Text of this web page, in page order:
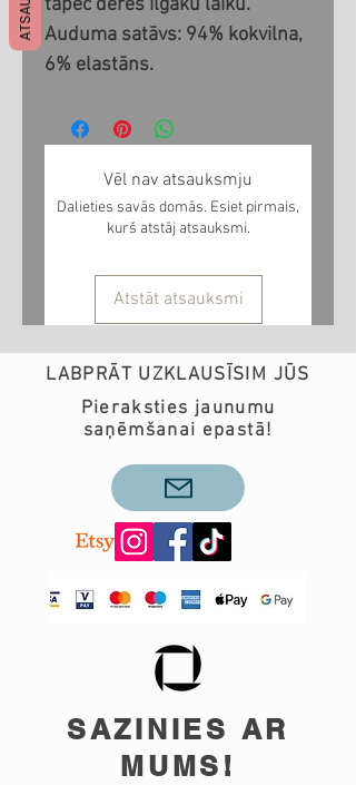
tāpēc derēs ilgāku laiku.
Auduma satāvs: 94% kokvilna,
6% elastāns.
Vēl nav atsauksmju
Dalieties savās domās. Esiet pirmais,
kurš atstāj atsauksmi.
Atstāt atsauksmi
LABPRĀT UZKLAUSĪSIM JŪS
Pieraksties jaunumu
saņēmšanai epastā!
SAZINIES AR
MUMS!